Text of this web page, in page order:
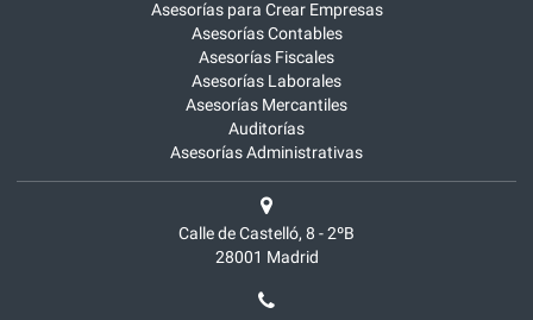
Asesorías para Crear Empresas
Asesorías Contables
Asesorías Fiscales
Asesorías Laborales
Asesorías Mercantiles
Auditorías
Asesorías Administrativas
Calle de Castelló, 8 - 2ºB
28001 Madrid